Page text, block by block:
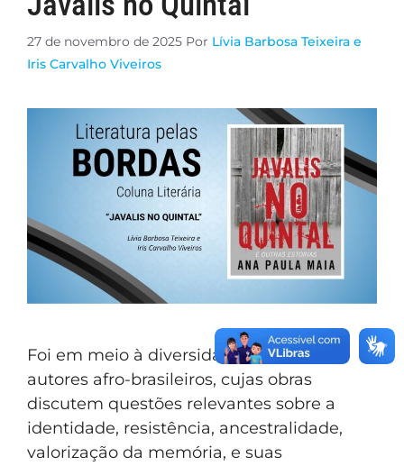
27 de novembro de 2025 Por Lívia Barbosa Teixeira e
Iris Carvalho Viveiros
Foi em meio à diversidade de autoras e
autores afro-brasileiros, cujas obras
discutem questões relevantes sobre a
identidade, resistência, ancestralidade,
valorização da memória, e suas